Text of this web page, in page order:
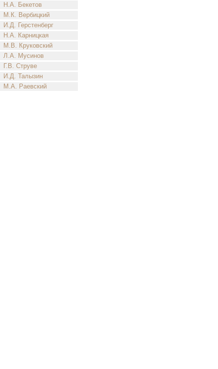
Н.А. Бекетов
М.К. Вербицкий
И.Д. Герстенберг
Н.А. Карницкая
М.В. Круковский
Л.А. Мусинов
Г.В. Струве
И.Д. Талызин
М.А. Раевский